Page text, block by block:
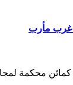
غرب مأرب
كمائن محكمة